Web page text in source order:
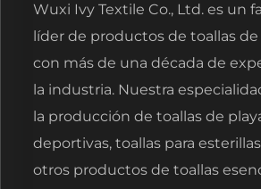
Wuxi Ivy Textile Co., Ltd. es un
líder de productos de toallas de
con más de una década de
la industria. Nuestra
la producción de toallas de
deportivas, toallas para
otros productos de toallas